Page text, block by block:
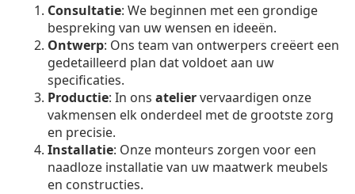
Consultatie: We beginnen met een grondige
bespreking van uw wensen en ideeën.
Ontwerp: Ons team van ontwerpers creëert een
gedetailleerd plan dat voldoet aan uw
specificaties.
Productie: In ons ateliervervaardigen onze
vakmensen elk onderdeel met de grootste zorg
en precisie.
Installatie: Onze monteurs zorgen voor een
naadloze installatie van uw maatwerk meubels
en constructies.